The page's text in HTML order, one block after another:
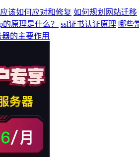
该如何应对和修复 如何规划网站迁移
原理是什么？ ssl证书认证原理 哪些
器的主要作用